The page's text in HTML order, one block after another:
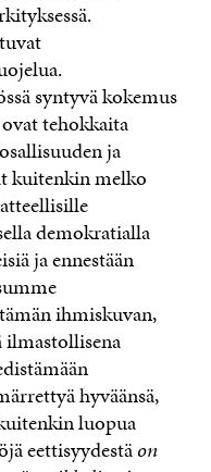
syntyvä kokemus
tehokkaita
ja
kuitenkin melko
demokratialla
ja ennestään
ihmiskuvan,
ilmastollisena
hyväänsä,
luopua
eettisyydestäon